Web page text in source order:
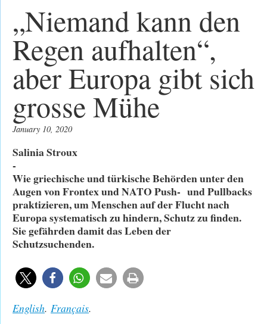
„Niemand kann den
Regen aufhalten“,
aber Europa gibt sich
grosse Mühe
January 10, 2020
Salinia Stroux
-
Wie griechische und türkische Behörden unter den
Augen von Frontex und NATO Push- und Pullbacks
praktizieren, um Menschen auf der Flucht nach
Europa systematisch zu hindern, Schutz zu finden.
Sie gefährden damit das Leben der
Schutzsuchenden.
English. Français.